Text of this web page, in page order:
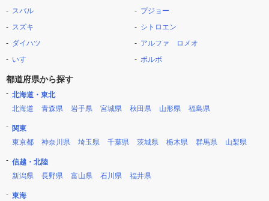
スバル
スズキ
ダイハツ
いすゞ
プジョー
シトロエン
アルファ ロメオ
ボルボ
都道府県から探す
北海道・東北
北海道
青森県 岩手県 宮城県 秋田県 山形県 福島県
関東
東京都
神奈川県 埼玉県 千葉県 茨城県 栃木県 群馬県 山梨県
信越・北陸
新潟県
長野県 富山県 石川県 福井県
東海